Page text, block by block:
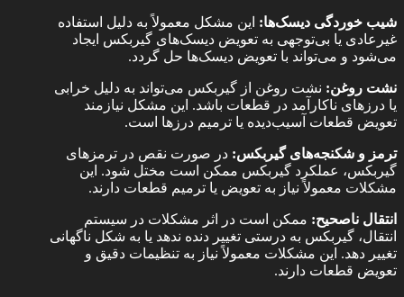
شیب خوردگی دیسک‌ها: این مشکل معمولاً به دلیل استفاده
غیرعادی یا بی‌توجهی به تعویض دیسک‌های گیربکس ایجاد
می‌شود و می‌تواند با تعویض دیسک‌ها حل گردد.
نشت روغن: نشت روغن از گیربکس می‌تواند به دلیل خرابی
یا درزهای ناکارآمد در قطعات باشد. این مشکل نیازمند
تعویض قطعات آسیب‌دیده یا ترمیم درزها است.
ترمز و شکنجه‌های گیربکس: در صورت نقص در ترمزهای
گیربکس، عملکرد گیربکس ممکن است مختل شود. این
مشکلات معمولاً نیاز به تعویض یا ترمیم قطعات دارند.
انتقال ناصحیح: ممکن است در اثر مشکلات در سیستم
انتقال، گیربکس به درستی تغییر دنده ندهد یا به شکل ناگهانی
تغییر دهد. این مشکلات معمولاً نیاز به تنظیمات دقیق و
تعویض قطعات دارند.